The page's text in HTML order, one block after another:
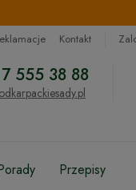
Kontakt
555 38 88
Przepisy